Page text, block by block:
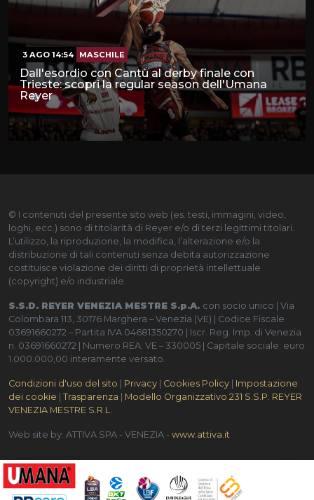
Dall'esordio con Cantù al derby finale con
Trieste: scopri la regular season dell'Umana
Reyer
3 AGO 14:54 MASCHILE
© I contenuti del presente sito web (es. testi, immagini, video,
loghi, ecc.) sono di titolarità di Reyer e/o di terzi legittimi titolari.
L’utilizzo, la riproduzione, la modifica, l’alterazione e/o la
distribuzione di tali contenuti senza debita autorizzazione
costituisce violazione dei diritti di proprietà intellettuale
(copyright) e/o industriale.
S.S.D. REYER VENEZIA MESTRE S.p.A. con socio unico | Via
Colombara 113, 30176 Marghera – Venezia (VE) | Codice Fiscale
03691660272 – Partita IVA 04681350270 | Iscr. Reg. Imp. di Venezia
n. 03691660272 | Numero REA: VE – 330005 | Capitale sociale: euro
1.000.000,00 interamente versato.
Condizioni d'uso del sito Privacy Cookies Policy
Impostazione
dei cookie
Trasparenza
Modello Organizzativo 231 S.S.P. REYER
VENEZIA MESTRE S.R.L.
Web site by: ATTIVA SPA - VENEZIA - www.attiva.it